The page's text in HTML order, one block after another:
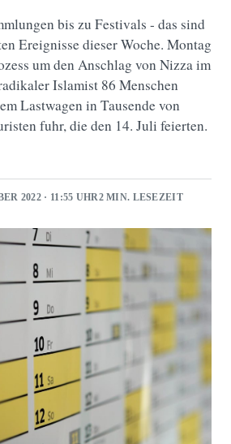
bis zu Festivals - das sind
Ereignisse dieser Woche. Montag
um den Anschlag von Nizza im
Islamist 86 Menschen
Lastwagen in Tausende von
fuhr, die den 14. Juli feierten.
2022 · 11:55 UHR2 MIN. LESEZEIT